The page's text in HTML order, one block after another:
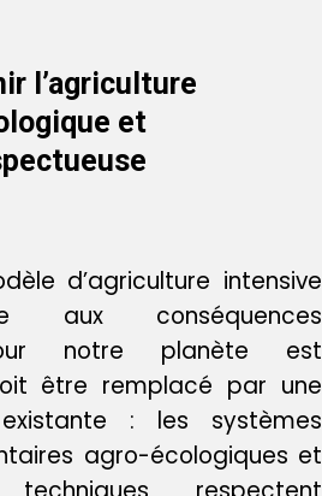
l’agriculture
et
d’agriculture intensive
aux conséquences
notre planète est
être remplacé par une
: les systèmes
agro-écologiques et